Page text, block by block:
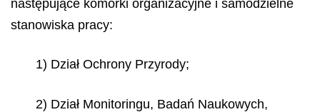
następujące komórki organizacyjne i samodzielne
stanowiska pracy:
1) Dział Ochrony Przyrody;
2) Dział Monitoringu, Badań Naukowych,